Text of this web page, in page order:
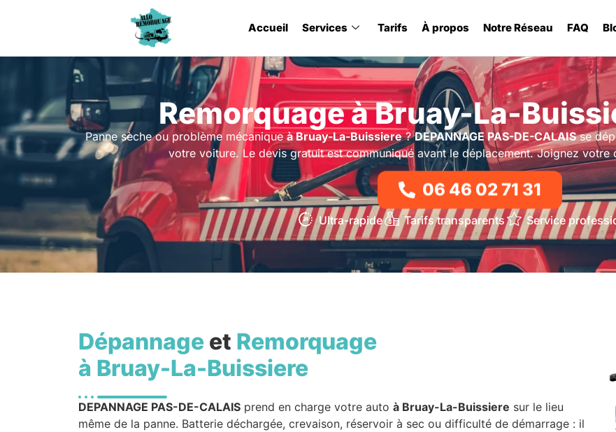
Accueil Services Tarifs À propos Notre Réseau FAQ
Remorquage à Bruay-La-
Panne sèche ou problème mécaniqueà Bruay-La-Buissiere?DEPANNAGE PAS-DE-CALAISse
votre voiture. Le devis gratuit est communiqué avant le déplacement. Joignez votre
06 46 02 71 31
Ultra-rapide Tarifs transparents Service
Dépannage et Remorquage
à Bruay-La-Buissiere
DEPANNAGE PAS-DE-CALAIS prend en charge votre auto à Bruay-La-Buissiere sur le lieu
même de la panne. Batterie déchargée, crevaison, réservoir à sec ou difficulté de démarrage : il